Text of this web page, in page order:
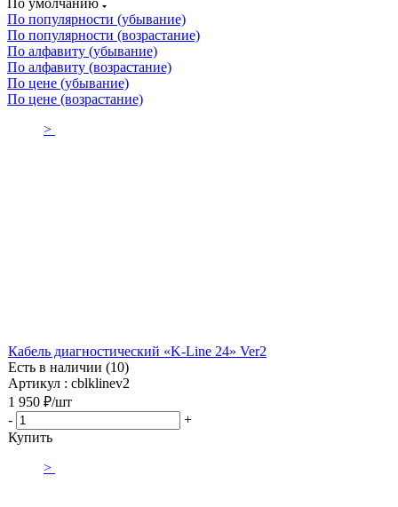
По популярности (убывание)
По популярности (возрастание)
По алфавиту (убывание)
По алфавиту (возрастание)
По цене (убывание)
По цене (возрастание)
>
Кабель диагностический «K-Line 24» Ver2
Есть в наличии (10)
Артикул : cblklinev2
1 950 ₽/шт
-
+
Купить
>